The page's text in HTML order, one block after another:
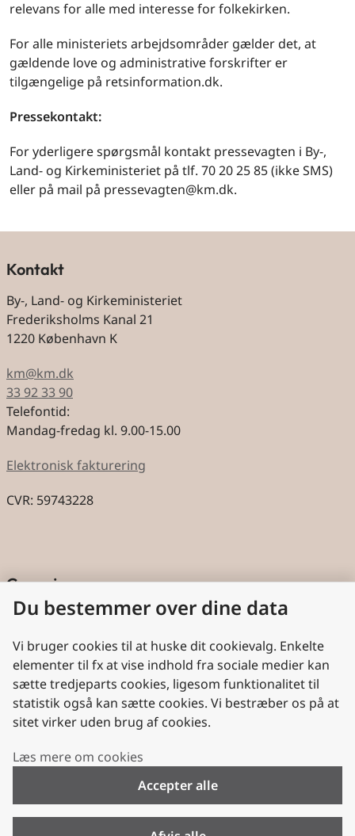
relevans for alle med interesse for folkekirken.
For alle ministeriets arbejdsområder gælder det, at
gældende love og administrative forskrifter er
tilgængelige på retsinformation.dk.
Pressekontakt:
For yderligere spørgsmål kontakt pressevagten i By-,
Land- og Kirkeministeriet på tlf. 70 20 25 85 (ikke SMS)
eller på mail på pressevagten@km.dk.
Kontakt
By-, Land- og Kirkeministeriet
Frederiksholms Kanal 21
1220 København K
km@km.dk
33 92 33 90
Telefontid:
Mandag-fredag kl. 9.00-15.00
Elektronisk fakturering
CVR: 59743228
Genveje
Cookies
Aktindsigt
Persondatabeskyttelse
Nyttige links
Plan- og Landdistriktsstyrelsen
Folkekirken.dk
Du bestemmer over dine data
Vi bruger cookies til at huske dit cookievalg. Enkelte
elementer til fx at vise indhold fra sociale medier kan
sætte tredjeparts cookies, ligesom funktionalitet til
statistik også kan sætte cookies. Vi bestræber os på at
sitet virker uden brug af cookies.
Læs mere om cookies
Accepter alle